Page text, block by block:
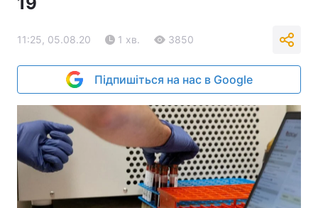
11:25, 05.08.20 1 хв. 3850
Підпишіться на нас в Google